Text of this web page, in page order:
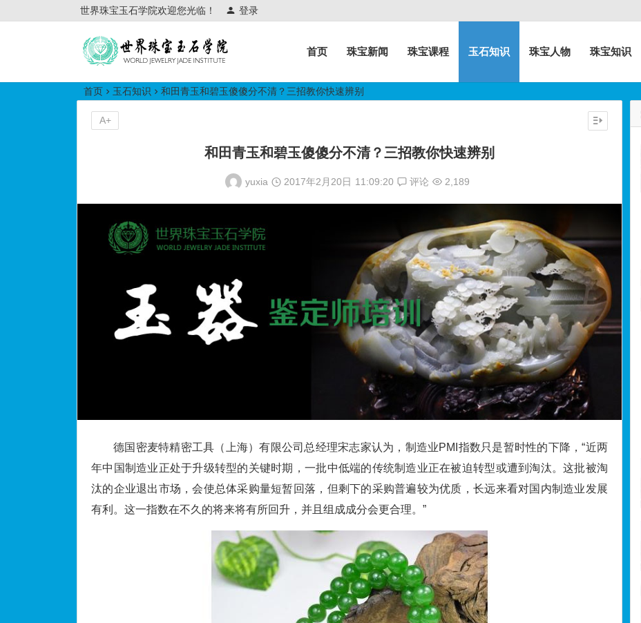
世界珠宝玉石学院欢迎您光临！ 登录
世界珠宝玉石学院培训中心
首页 珠宝新闻 珠宝课程 玉石知识 珠宝人物 珠宝知识
首页 玉石知识 和田青玉和碧玉傻傻分不清？三招教你快速辨别
和田青玉和碧玉傻傻分不清？三招教你快速辨别
yuxia 2017年2月20日 11:09:20 评论 2,189
德国密麦特精密工具（上海）有限公司总经理宋志家认为，制造业PMI指数只是暂时性的下降，“近两
年中国制造业正处于升级转型的关键时期，一批中低端的传统制造业正在被迫转型或遭到淘汰。这批被淘
汰的企业退出市场，会使总体采购量短暂回落，但剩下的采购普遍较为优质，长远来看对国内制造业发展
有利。这一指数在不久的将来将有所回升，并且组成成分会更合理。”
A+